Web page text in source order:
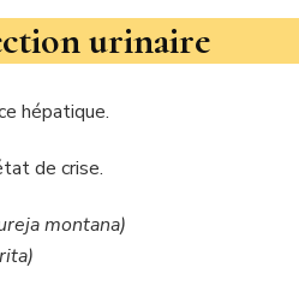
urinaire
hépatique.
de crise.
montana)